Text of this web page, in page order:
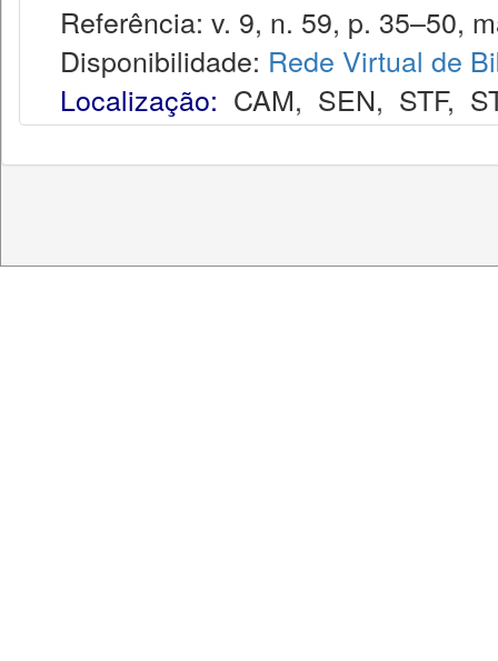
Referência: v. 9, n. 59, p. 35–50,
Disponibilidade: Rede Virtual de
Localização: CAM, SEN, STF,